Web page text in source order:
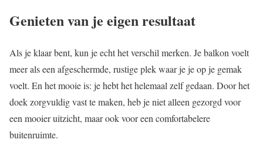
Genieten van je eigen resultaat
Als je klaar bent, kun je echt het verschil merken. Je balkon voelt
meer als een afgeschermde, rustige plek waar je je op je gemak
voelt. En het mooie is: je hebt het helemaal zelf gedaan. Door het
doek zorgvuldig vast te maken, heb je niet alleen gezorgd voor
een mooier uitzicht, maar ook voor een comfortabelere
buitenruimte.